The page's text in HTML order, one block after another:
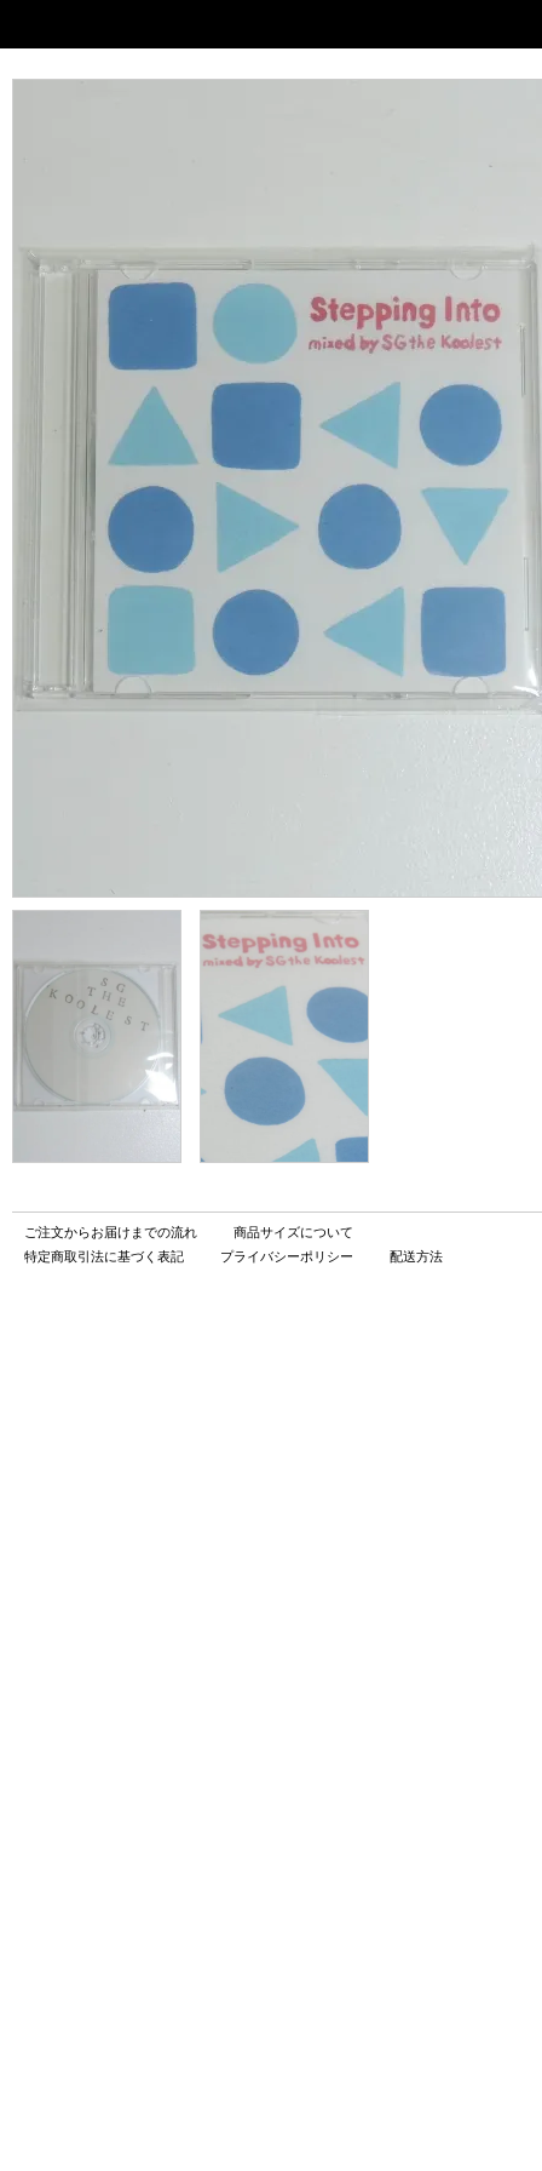
ご注文からお届けまでの流れ
商品サイズについて
特定商取引法に基づく表記
プライバシーポリシー 配送方法